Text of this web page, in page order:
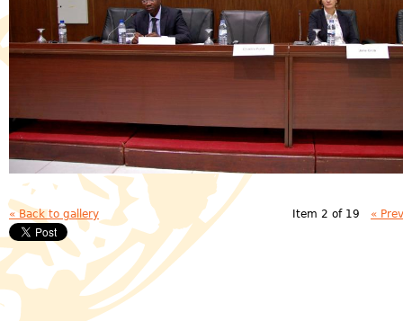
« Back to gallery Item 2 of 19 «